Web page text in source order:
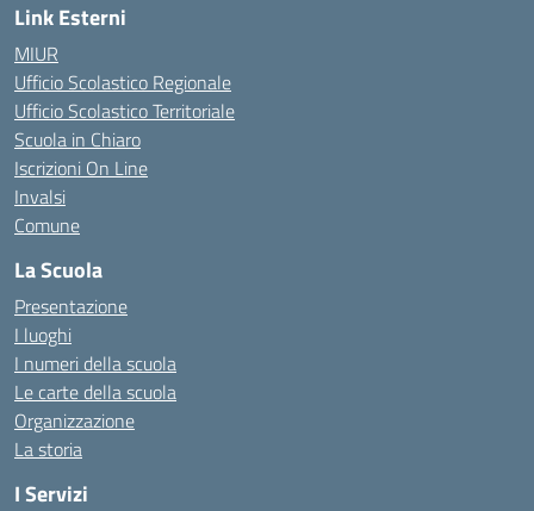
Link Esterni
MIUR
Ufficio Scolastico Regionale
Ufficio Scolastico Territoriale
Scuola in Chiaro
Iscrizioni On Line
Invalsi
Comune
La Scuola
Presentazione
I luoghi
I numeri della scuola
Le carte della scuola
Organizzazione
La storia
I Servizi